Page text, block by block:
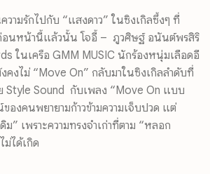
ามรักไปกับ “แสงดาว” ในซิงเกิลซึ้งๆ ที่
อนหน้านี้แล้วนั้น โจอี้ – ภูวศิษฐ์ อนันต์พรสิริ
ในเครือ GMM MUSIC นักร้องหนุ่มเลือดอี
คงไม่ “Move On” กลับมาในซิงเกิลลำดับที่
Style Sound กับเพลง “Move On แบบ
ของคนพยายามก้าวข้ามความเจ็บปวด แต่
” เพราะความทรงจำเก่าที่ตาม “หลอก
ได้เกิด